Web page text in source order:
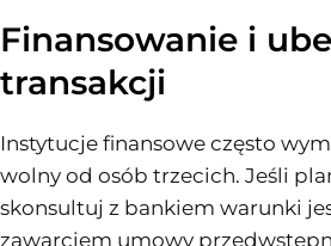
Finansowanie i
transakcji
Instytucje finansowe często
wolny od osób trzecich. Jeśli
skonsultuj z bankiem warunki
zawarciem umowy